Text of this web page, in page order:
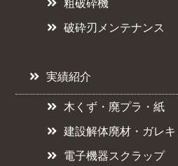
粗破砕機
破砕刃メンテナンス
実績紹介
木くず・廃プラ・紙
建設解体廃材・ガレキ
電子機器スクラップ